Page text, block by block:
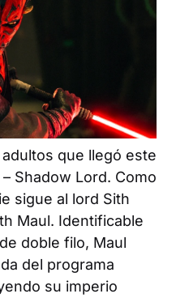
que llegó este
Shadow Lord. Como
sigue al lord Sith
Maul. Identificable
doble filo, Maul
del programa
su imperio